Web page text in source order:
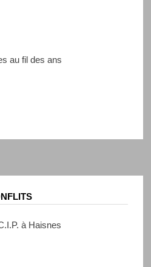
au fil des ans
à Haisnes